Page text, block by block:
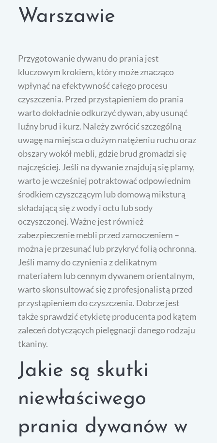
Warszawie
Przygotowanie dywanu do prania jest
kluczowym krokiem, który może znacząco
wpłynąć na efektywność całego procesu
czyszczenia. Przed przystąpieniem do prania
warto dokładnie odkurzyć dywan, aby usunąć
luźny brud i kurz. Należy zwrócić szczególną
uwagę na miejsca o dużym natężeniu ruchu oraz
obszary wokół mebli, gdzie brud gromadzi się
najczęściej. Jeśli na dywanie znajdują się plamy,
warto je wcześniej potraktować odpowiednim
środkiem czyszczącym lub domową miksturą
składającą się z wody i octu lub sody
oczyszczonej. Ważne jest również
zabezpieczenie mebli przed zamoczeniem –
można je przesunąć lub przykryć folią ochronną.
Jeśli mamy do czynienia z delikatnym
materiałem lub cennym dywanem orientalnym,
warto skonsultować się z profesjonalistą przed
przystąpieniem do czyszczenia. Dobrze jest
także sprawdzić etykietę producenta pod kątem
zaleceń dotyczących pielęgnacji danego rodzaju
tkaniny.
Jakie są skutki
niewłaściwego
prania dywanów w